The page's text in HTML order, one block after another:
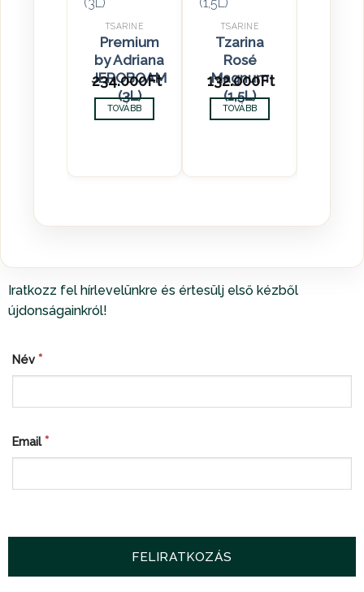
TSARINE
Premium
by Adriana
JEROBOAM
(3L)
234.000Ft
TOVÁBB
TSARINE
Tzarina
Rosé
Magnum
(1,5L)
132.000Ft
TOVÁBB
Iratkozz fel hírlevelünkre és értesülj első kézből
újdonságainkról!
Név *
Email*